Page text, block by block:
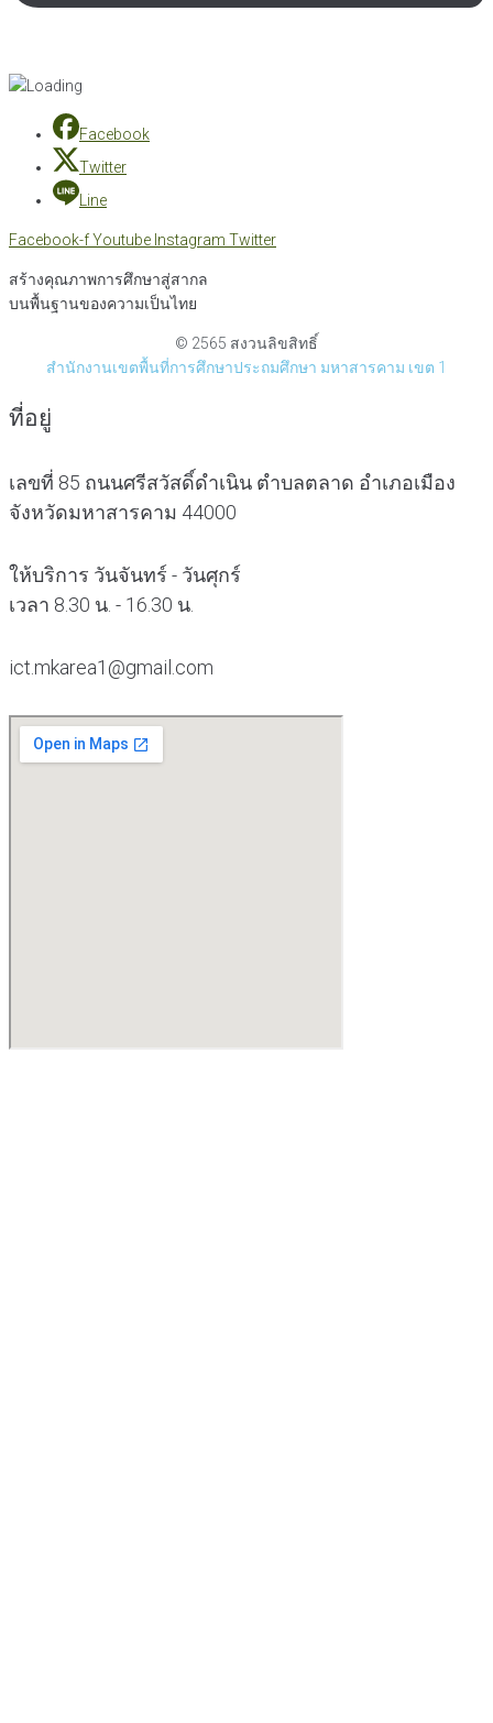
Facebook
Twitter
Line
Facebook-fYoutube Instagram Twitter
สร้างคุณภาพการศึกษาสู่สากล
บนพื้นฐานของความเป็นไทย
© 2565 สงวนลิขสิทธิ์
สำนักงานเขตพื้นที่การศึกษาประถมศึกษา มหาสารคาม เขต 1
ที่อยู่
เลขที่ 85 ถนนศรีสวัสดิ์ดำเนิน ตำบลตลาด อำเภอเมือง
จังหวัดมหาสารคาม 44000
ให้บริการ วันจันทร์ - วันศุกร์
เวลา 8.30 น. - 16.30 น.
ict.mkarea1@gmail.com